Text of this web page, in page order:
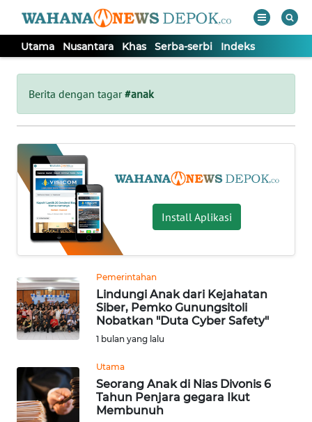
Utama Nusantara Khas Serba-serbi Indeks
Berita dengan tagar#anak
Install Aplikasi
Pemerintahan
Lindungi Anak dari Kejahatan
Siber, Pemko Gunungsitoli
Nobatkan "Duta Cyber Safety"
1 bulan yang lalu
Utama
Seorang Anak di Nias Divonis 6
Tahun Penjara gegara Ikut
Membunuh
Tutup
UTAMA
NUSANTARA
KHAS
SERBA-
SERBI
Informasi
INDEKS
BERITA
KONTAK
KAMI